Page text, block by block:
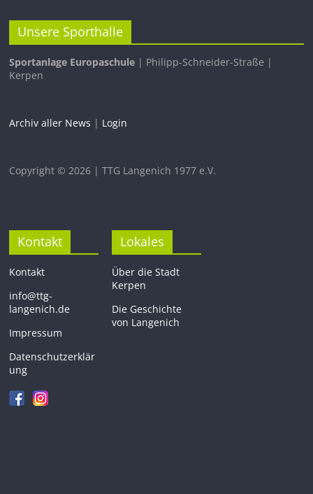
Unsere Sporthalle
Sportanlage Europaschule | Philipp-Schneider-Straße |
Kerpen
Archiv aller News | Login
Copyright © 2026 | TTG Langenich 1977 e.V.
Kontakt
Kontakt
info@ttg-
langenich.de
Impressum
Datenschutzerklär
ung
Lokales
Über die Stadt
Kerpen
Die Geschichte
von Langenich